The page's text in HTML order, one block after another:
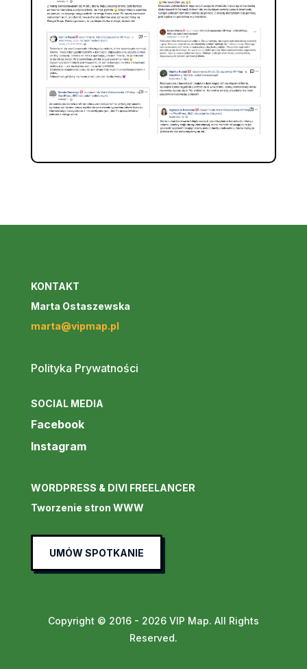
KONTAKT
Marta Ostaszewska
marta@vipmap.pl
Polityka Prywatności
SOCIAL MEDIA
Facebook
Instagram
WORDPRESS & DIVI FREELANCER
Tworzenie stron WWW
UMÓW SPOTKANIE
Copyright © 2016 - 2026 VIP Map. All Rights
Reserved.